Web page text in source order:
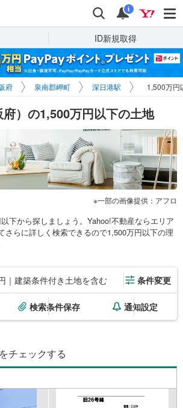
検索 通知
i
ID新規取得
府 泉南郡岬町 深日港駅 1,500万円
）の1,500万円以下の土地
一部の画像提供：アフロ
下から探しましょう。Yahoo!不動産ならエリア
さらに詳しく検索できるので1,500万円以下の理
｜建築条件付き土地を含む 条件変更
検索条件保存 通知設定
チェックする